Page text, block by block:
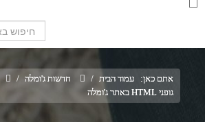
אתם כאן: עמוד הבית / חדשות ג'ומלה /
גופני HTML באתר ג'ומלה